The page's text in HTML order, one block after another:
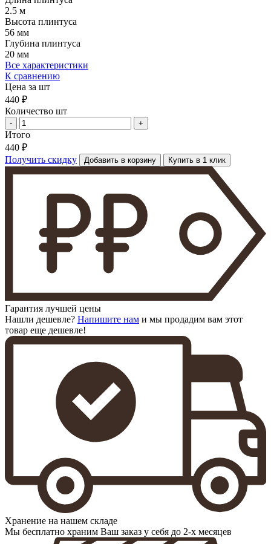
2.5 м
Высота плинтуса
56 мм
Глубина плинтуса
20 мм
Все характеристики
К сравнению
Цена за шт
440 ₽
Количество шт
- +
Итого
440 ₽
Получить скидку
Добавить в корзину Купить в 1 клик
Гарантия лучшей цены
Нашли дешевле? Напишите нам и мы продадим вам этот
товар еще дешевле!
Хранение на нашем складе
Мы бесплатно храним Ваш заказ у себя до 2-х месяцев